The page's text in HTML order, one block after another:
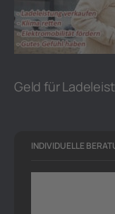
Geld für
INDIVIDUELLE